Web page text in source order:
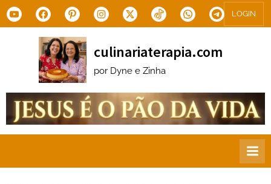
Skip
to
YoutubeFacebookPinterestInstagram
X.com Tiktok WhatsAppTelegram
LOGIN
culinariaterapia.com
por Dyne e Zinha